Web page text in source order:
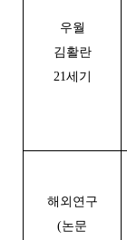
우월
김활란
21세기
해외연구
(논문